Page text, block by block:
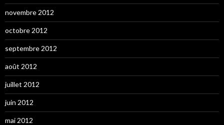
novembre 2012
octobre 2012
septembre 2012
août 2012
juillet 2012
juin 2012
mai 2012